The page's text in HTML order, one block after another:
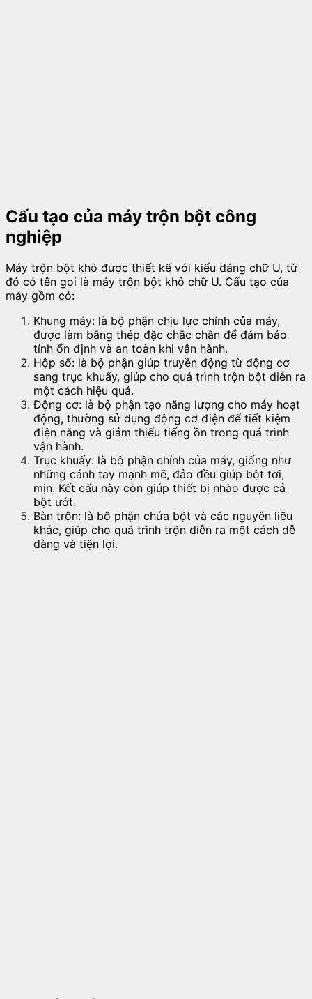
Cấu tạo của máy trộn bột công
nghiệp
Máy trộn bột khô được thiết kế với kiểu dáng chữ U, từ
đó có tên gọi là máy trộn bột khô chữ U. Cấu tạo của
máy gồm có:
Khung máy: là bộ phận chịu lực chính của máy,
được làm bằng thép đặc chắc chắn để đảm bảo
tính ổn định và an toàn khi vận hành.
Hộp số: là bộ phận giúp truyền động từ động cơ
sang trục khuấy, giúp cho quá trình trộn bột diễn ra
một cách hiệu quả.
Động cơ: là bộ phận tạo năng lượng cho máy hoạt
động, thường sử dụng động cơ điện để tiết kiệm
điện năng và giảm thiểu tiếng ồn trong quá trình
vận hành.
Trục khuấy: là bộ phận chính của máy, giống như
những cánh tay mạnh mẽ, đảo đều giúp bột tơi,
mịn. Kết cấu này còn giúp thiết bị nhào được cả
bột ướt.
Bàn trộn: là bộ phận chứa bột và các nguyên liệu
khác, giúp cho quá trình trộn diễn ra một cách dễ
dàng và tiện lợi.